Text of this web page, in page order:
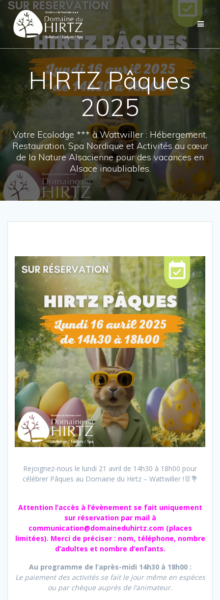
HIRTZ Pâques
2025
Votre Ecolodge *** à Wattwiller : Hébergement,
Restauration, Spa Nordique et Activités au cœur
de la Nature Alsacienne pour des vacances en
Alsace inoubliables.
Rejoignez-nous le lundi 21 avril de 14h30 à 18h00 pour
célébrer Pâques au Domaine du Hirtz – Wattwiller !🐰💐
Attention l’accès à l’évènement se fait uniquement
sur réservation par mail à
communication@domaineduhirtz.com (places
limitées). Merci de préciser : nom, téléphone, nombre
d’adultes et nombre d’enfants.
Au programme de l’après-midi 14h30 à 18h00 :
Le paiement des activités se fait le jour même en espèces
ou par chèque auprès de l’animateur.